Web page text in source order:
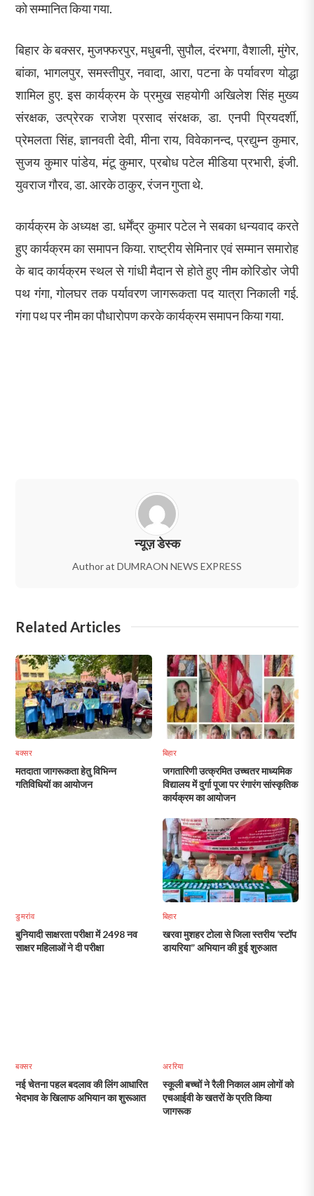
को सम्मानित किया गया.
बिहार के बक्सर, मुजफ्फरपुर, मधुबनी, सुपौल, दंरभगा, वैशाली, मुंगेर,
बांका, भागलपुर, समस्तीपुर, नवादा, आरा, पटना के पर्यावरण योद्धा
शामिल हुए. इस कार्यक्रम के प्रमुख सहयोगी अखिलेश सिंह मुख्य
संरक्षक, उत्प्रेरक राजेश प्रसाद संरक्षक, डा. एनपी प्रियदर्शी,
प्रेमलता सिंह, ज्ञानवती देवी, मीना राय, विवेकानन्द, प्रद्युम्न कुमार,
सुजय कुमार पांडेय, मंटू कुमार, प्रबोध पटेल मीडिया प्रभारी, इंजी.
युवराज गौरव, डा. आरके ठाकुर, रंजन गुप्ता थे.
कार्यक्रम के अध्यक्ष डा. धर्मेंद्र कुमार पटेल ने सबका धन्यवाद करते
हुए कार्यक्रम का समापन किया. राष्ट्रीय सेमिनार एवं सम्मान समारोह
के बाद कार्यक्रम स्थल से गांधी मैदान से होते हुए नीम कोरिडोर जेपी
पथ गंगा, गोलघर तक पर्यावरण जागरूकता पद यात्रा निकाली गई.
गंगा पथ पर नीम का पौधारोपण करके कार्यक्रम समापन किया गया.
न्यूज़ डेस्क
Author at DUMRAON NEWS EXPRESS
Related Articles
बक्सर
मतदाता जागरूकता हेतु विभिन्न
गतिविधियों का आयोजन
बिहार
जगतारिणी उत्क्रमित उच्चतर माध्यमिक
विद्यालय में दुर्गा पूजा पर रंगारंग सांस्कृतिक
कार्यक्रम का आयोजन
डुमरांव
बुनियादी साक्षरता परीक्षा में 2498 नव
साक्षर महिलाओं ने दी परीक्षा
बिहार
खरवा मुशहर टोला से जिला स्तरीय ‘स्टॉप
डायरिया” अभियान की हुई शुरुआत
बक्सर
नई चेतना पहल बदलाव की लिंग आधारित
भेदभाव के खिलाफ अभियान का शुरूआत
अररिया
स्कूली बच्चों ने रैली निकाल आम लोगों को
एचआईवी के खतरों के प्रति किया
जागरूक